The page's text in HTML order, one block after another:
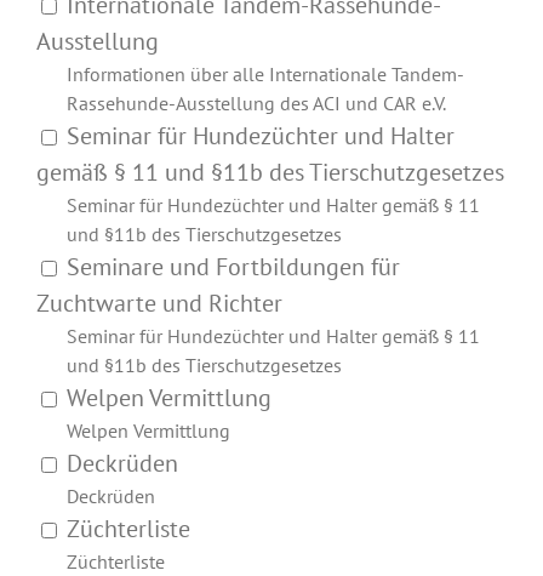
Ausstellung
Informationen über alle Internationale Tandem-
Rassehunde-Ausstellung des ACI und CAR e.V.
Seminar für Hundezüchter und Halter
gemäß § 11 und §11b des Tierschutzgesetzes
Seminar für Hundezüchter und Halter gemäß § 11
und §11b des Tierschutzgesetzes
Seminare und Fortbildungen für
Zuchtwarte und Richter
Seminar für Hundezüchter und Halter gemäß § 11
und §11b des Tierschutzgesetzes
Welpen Vermittlung
Welpen Vermittlung
Deckrüden
Deckrüden
Züchterliste
Züchterliste